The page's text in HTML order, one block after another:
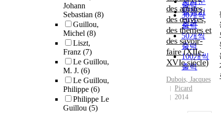
Johann
Sebastian (8)
Guillou,
Michel (8)
Liszt,
Franz (7)
Le Guillou,
M. J. (6)
Le Guillou,
Philippe (6)
Philippe Le
Guillou (5)
발행기
관순
출력
30개씩
출력
50개씩
출력
100개씩
출력
des artistes,
des œuvres,
des thèmes et
des savoir-
faire (XIIe-
XVIe siècle)
Dubois, Jacques
Picard
2014